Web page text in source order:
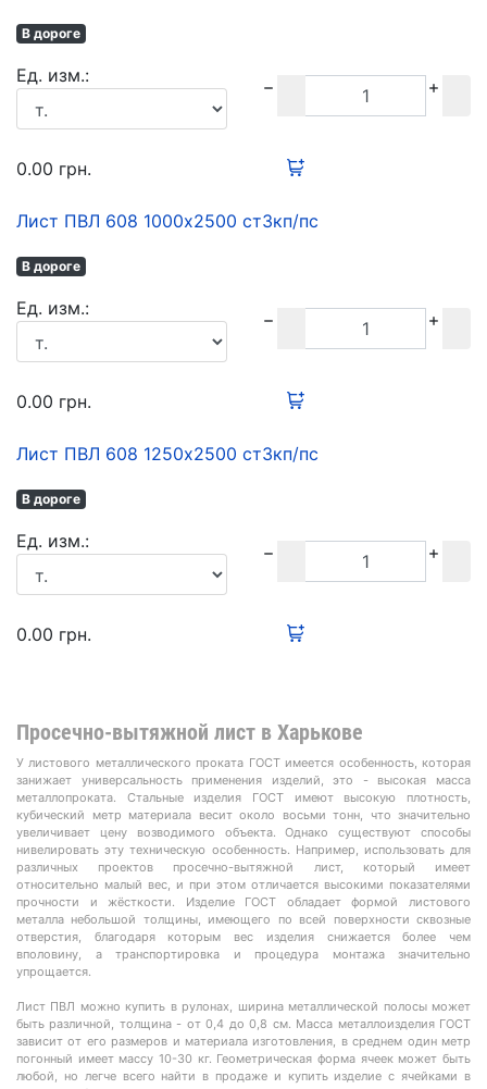
В дороге
Ед. изм.:
0.00 грн.
Лист ПВЛ 608 1000х2500 ст3кп/пс
В дороге
Ед. изм.:
0.00 грн.
Лист ПВЛ 608 1250х2500 ст3кп/пс
В дороге
Ед. изм.:
0.00 грн.
Просечно-вытяжной лист в Харькове
У листового металлического проката ГОСТ имеется особенность, которая
занижает универсальность применения изделий, это - высокая масса
металлопроката. Стальные изделия ГОСТ имеют высокую плотность,
кубический метр материала весит около восьми тонн, что значительно
увеличивает цену возводимого объекта. Однако существуют способы
нивелировать эту техническую особенность. Например, использовать для
различных проектов просечно-вытяжной лист, который имеет
относительно малый вес, и при этом отличается высокими показателями
прочности и жёсткости. Изделие ГОСТ обладает формой листового
металла небольшой толщины, имеющего по всей поверхности сквозные
отверстия, благодаря которым вес изделия снижается более чем
вполовину, а транспортировка и процедура монтажа значительно
упрощается.
Лист ПВЛ можно купить в рулонах, ширина металлической полосы может
быть различной, толщина - от 0,4 до 0,8 см. Масса металлоизделия ГОСТ
зависит от его размеров и материала изготовления, в среднем один метр
погонный имеет массу 10-30 кг. Геометрическая форма ячеек может быть
любой, но легче всего найти в продаже и купить изделие с ячейками в